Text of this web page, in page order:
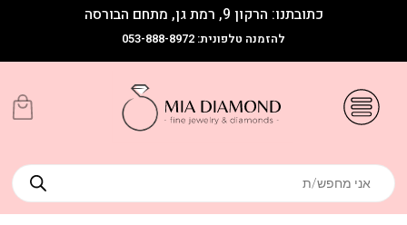
כתובתנו: הרקון 9, רמת גן, מתחם הבורסה
להזמנה טלפונית: 053-888-8972